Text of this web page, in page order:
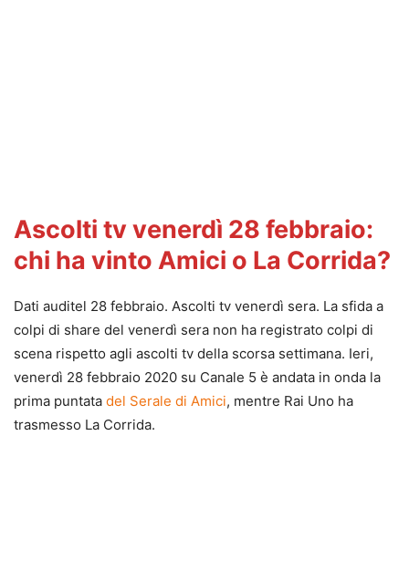
Ascolti tv venerdì 28 febbraio:
chi ha vinto Amici o La Corrida?
Dati auditel 28 febbraio. Ascolti tv venerdì sera. La sfida a
colpi di share del venerdì sera non ha registrato colpi di
scena rispetto agli ascolti tv della scorsa settimana. Ieri,
venerdì 28 febbraio 2020 su Canale 5 è andata in onda la
prima puntata del Serale di Amici, mentre Rai Uno ha
trasmesso La Corrida.